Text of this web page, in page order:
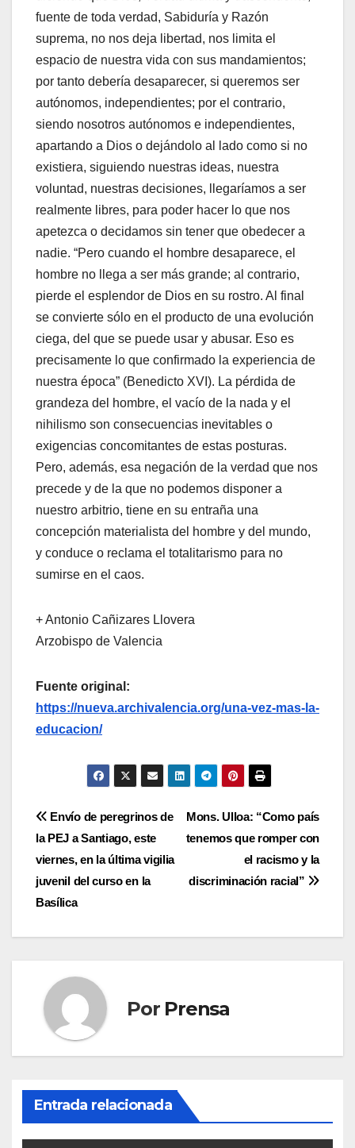
fuente de toda verdad, Sabiduría y Razón
suprema, no nos deja libertad, nos limita el
espacio de nuestra vida con sus mandamientos;
por tanto debería desaparecer, si queremos ser
autónomos, independientes; por el contrario,
siendo nosotros autónomos e independientes,
apartando a Dios o dejándolo al lado como si no
existiera, siguiendo nuestras ideas, nuestra
voluntad, nuestras decisiones, llegaríamos a ser
realmente libres, para poder hacer lo que nos
apetezca o decidamos sin tener que obedecer a
nadie. “Pero cuando el hombre desaparece, el
hombre no llega a ser más grande; al contrario,
pierde el esplendor de Dios en su rostro. Al final
se convierte sólo en el producto de una evolución
ciega, del que se puede usar y abusar. Eso es
precisamente lo que confirmado la experiencia de
nuestra época” (Benedicto XVI). La pérdida de
grandeza del hombre, el vacío de la nada y el
nihilismo son consecuencias inevitables o
exigencias concomitantes de estas posturas.
Pero, además, esa negación de la verdad que nos
precede y de la que no podemos disponer a
nuestro arbitrio, tiene en su entraña una
concepción materialista del hombre y del mundo,
y conduce o reclama el totalitarismo para no
sumirse en el caos.
+ Antonio Cañizares Llovera
Arzobispo de Valencia
Fuente original:
https://nueva.archivalencia.org/una-vez-mas-la-
educacion/
Navegación
de
entradas
Mons. Ulloa: “Como país
tenemos que romper con
el racismo y la
discriminación racial”
Envío de peregrinos de
la PEJ a Santiago, este
viernes, en la última vigilia
juvenil del curso en la
Basílica
Por Prensa
Entrada relacionada